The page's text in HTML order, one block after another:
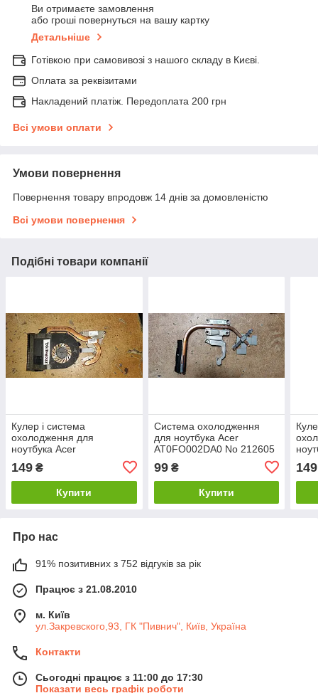
Ви отримаєте замовлення
або гроші повернуться на вашу картку
Детальніше
Готівкою при самовивозі з нашого складу в Києві.
Оплата за реквізитами
Накладений платіж. Передоплата 200 грн
Всі умови оплати
Умови повернення
Повернення товару впродовж 14 днів за домовленістю
Всі умови повернення
Подібні товари компанії
Кулер і система
охолодження для
ноутбука Acer
220702102/2
149 ₴
Купити
Система охолодження
для ноутбука Acer
AT0FO002DA0 No 212605
99₴
Купити
149
Про нас
91% позитивних з 752 відгуків за рік
Працює з 21.08.2010
м. Київ
ул.Закревского,93, ГК "Пивнич", Київ, Україна
Контакти
Сьогодні працює з 11:00 до 17:30
Показати весь графік роботи